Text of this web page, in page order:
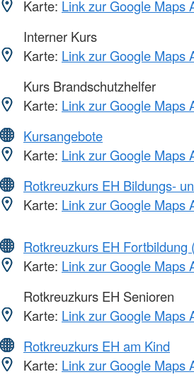
Karte: Link zur Google Maps
Interner Kurs
Karte: Link zur Google Maps
Kurs Brandschutzhelfer
Karte: Link zur Google Maps
Kursangebote
Karte: Link zur Google Maps
Rotkreuzkurs EH Bildungs-
Karte: Link zur Google Maps
Rotkreuzkurs EH Fortbildung
Karte: Link zur Google Maps
Rotkreuzkurs EH Senioren
Karte: Link zur Google Maps
Rotkreuzkurs EH am Kind
Karte: Link zur Google Maps